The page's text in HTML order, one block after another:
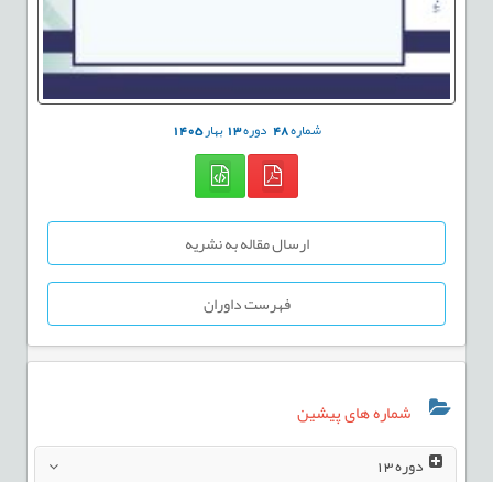
شماره48 دوره13بهار1405
ارسال مقاله به نشریه
فهرست داوران
شماره های پیشین
دوره13